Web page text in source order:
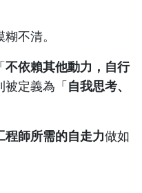
不清。
不依賴其他動力，自行
被定義為「自我思考、
程師所需的自走力做如